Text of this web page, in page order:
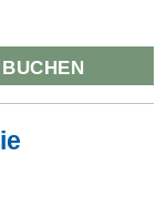
BUCHEN